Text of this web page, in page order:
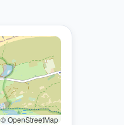
© OpenStreetMap